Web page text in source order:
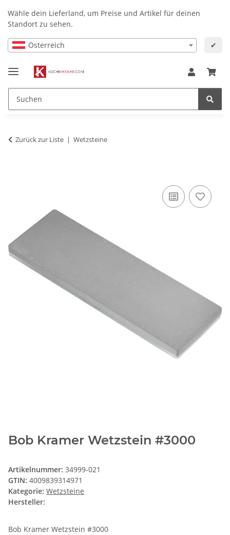
Wähle dein Lieferland, um Preise und Artikel für deinen
Standort zu sehen.
Österreich ✔
Zurück zur Liste Wetzsteine
Bob Kramer Wetzstein #3000
Artikelnummer: 34999-021
GTIN: 4009839314971
Kategorie: Wetzsteine
Hersteller:
Bob Kramer Wetzstein #3000